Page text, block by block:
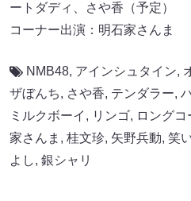
ートダディ、さや香（予定）
コーナー出演：明石家さんま
NMB48, アインシュタイン,
ザぼんち, さや香, テンダラー,
ミルクボーイ , リンゴ, ロングコ
家さんま , 桂文珍, ⽮野兵動, 笑
よし, 銀シャリ